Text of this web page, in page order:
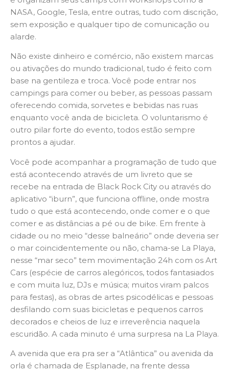
NASA, Google, Tesla, entre outras, tudo com discrição,
sem exposição e qualquer tipo de comunicação ou
alarde.
Não existe dinheiro e comércio, não existem marcas
ou ativações do mundo tradicional, tudo é feito com
base na gentileza e troca. Você pode entrar nos
campings para comer ou beber, as pessoas passam
oferecendo comida, sorvetes e bebidas nas ruas
enquanto você anda de bicicleta. O voluntarismo é
outro pilar forte do evento, todos estão sempre
prontos a ajudar.
Você pode acompanhar a programação de tudo que
está acontecendo através de um livreto que se
recebe na entrada de Black Rock City ou através do
aplicativo “iburn”, que funciona offline, onde mostra
tudo o que está acontecendo, onde comer e o que
comer e as distâncias a pé ou de bike. Em frente à
cidade ou no meio “desse balneário” onde deveria ser
o mar coincidentemente ou não, chama-se La Playa,
nesse “mar seco” tem movimentação 24h com os Art
Cars (espécie de carros alegóricos, todos fantasiados
e com muita luz, DJs e música; muitos viram palcos
para festas), as obras de artes psicodélicas e pessoas
desfilando com suas bicicletas e pequenos carros
decorados e cheios de luz e irreverência naquela
escuridão. A cada minuto é uma surpresa na La Playa.
A avenida que era pra ser a “Atlântica” ou avenida da
orla é chamada de Esplanade, na frente dessa